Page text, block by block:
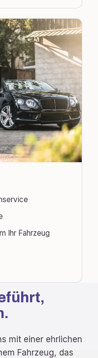
Ihr Fahrzeug
mit einer ehrlichen
Fahrzeug, das